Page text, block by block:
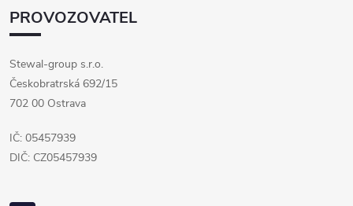
PROVOZOVATEL
Stewal-group s.r.o.
Českobratrská 692/15
702 00 Ostrava
IČ: 05457939
DIČ: CZ05457939